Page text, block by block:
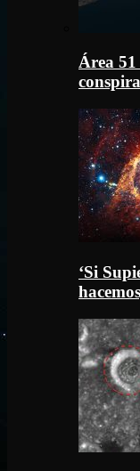
Área 51
‘Si